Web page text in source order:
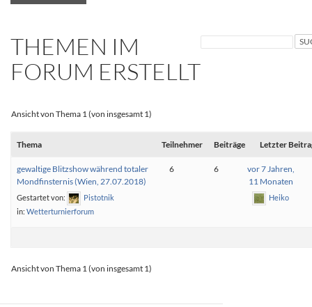
THEMEN IM
FORUM ERSTELLT
Ansicht von Thema 1 (von insgesamt 1)
Thema Teilnehmer Beiträge Letzter
gewaltige Blitzshow während totaler
Mondfinsternis (Wien, 27.07.2018)
Gestartet von:
Pistotnik
in: Wetterturnierforum
6 6
vor 7 Jahren,
11 Monaten
Heiko
Ansicht von Thema 1 (von insgesamt 1)